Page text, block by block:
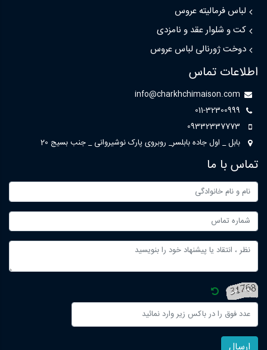
لباس فرمالیته عروس
کت و شلوار عقد و نامزدی
دوخت ژورنالی لباس عروس
اطلاعات تماس
info@charkhchimaison.com
011-32300999
09332337773
بابل _ اول جاده بابلسر_ روبروی پارک نوشیروانی _ جنب بسیج 20
تماس با ما